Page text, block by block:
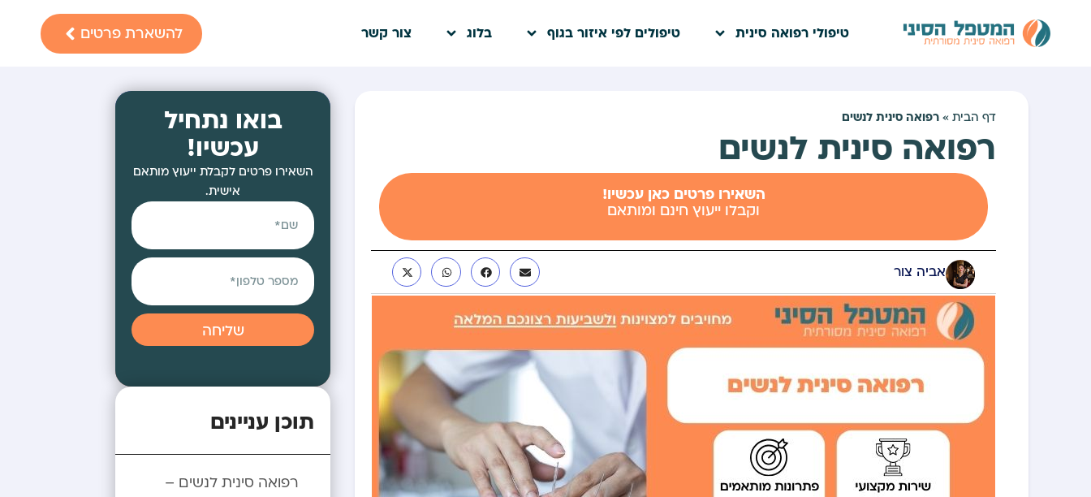
טיפולי רפואה סינית טיפולים לפי איזור בגוף בלוג צור קשר להשארת פרטים
דף הבית » רפואה סינית לנשים
רפואה סינית לנשים
השאירו פרטים כאן עכשיו!
וקבלו ייעוץ חינם ומותאם
אביה צור
בואו נתחיל
עכשיו!
השאירו פרטים לקבלת ייעוץ מותאם
אישית.
שליחה
תוכן עניינים
רפואה סינית לנשים –